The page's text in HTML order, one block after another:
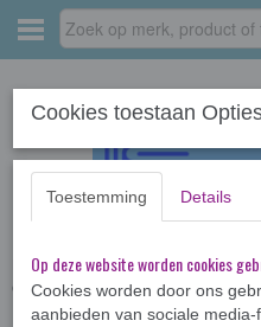
Home › Kinderboeken <12jr › AVI-
en lot
Cookies toestaan
Toestemming Details
Op deze website worden cookies
Cookies worden door ons
aanbieden van sociale